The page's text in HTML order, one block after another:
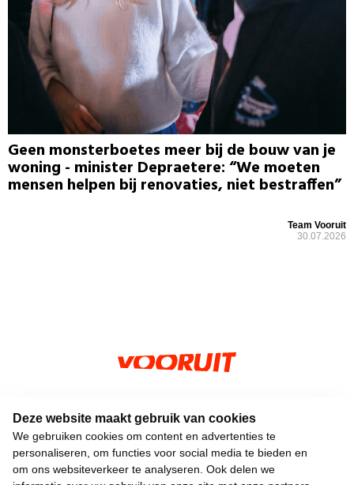
Deze website maakt gebruik van cookies
We gebruiken cookies om content en advertenties te
personaliseren, om functies voor social media te bieden en
om ons websiteverkeer te analyseren. Ook delen we
Geen monsterboetes meer bij de bouw van je
woning - minister Depraetere: “We moeten
mensen helpen bij renovaties, niet bestraffen”
Team Vooruit
30.07.2026
1000 Brussel
02 552 02 00
hallo@vooruit.org